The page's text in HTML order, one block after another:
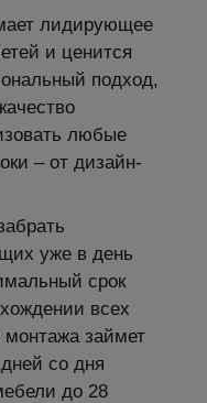
лидирующее
и ценится
подход,
любые
– от дизайн-
уже в день
срок
всех
монтажа займет
со дня
до 28